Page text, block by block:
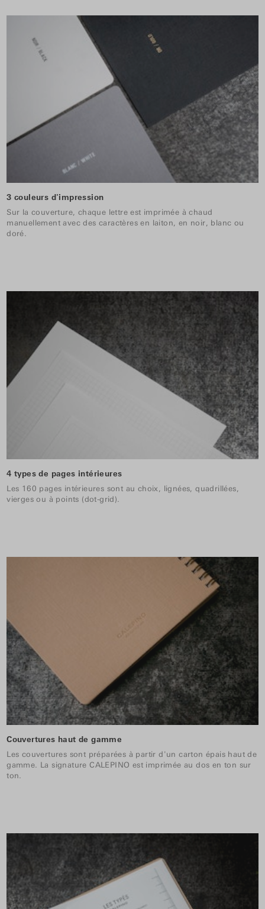
3 couleurs d'impression
Sur la couverture, chaque lettre est imprimée à chaud
manuellement avec des caractères en laiton, en noir, blanc ou
doré.
4 types de pages intérieures
Les 160 pages intérieures sont au choix, lignées, quadrillées,
vierges ou à points (dot-grid).
Couvertures haut de gamme
Les couvertures sont préparées à partir d'un carton épais haut de
gamme. La signature CALEPINO est imprimée au dos en ton sur
ton.